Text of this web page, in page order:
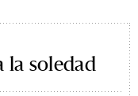
la soledad